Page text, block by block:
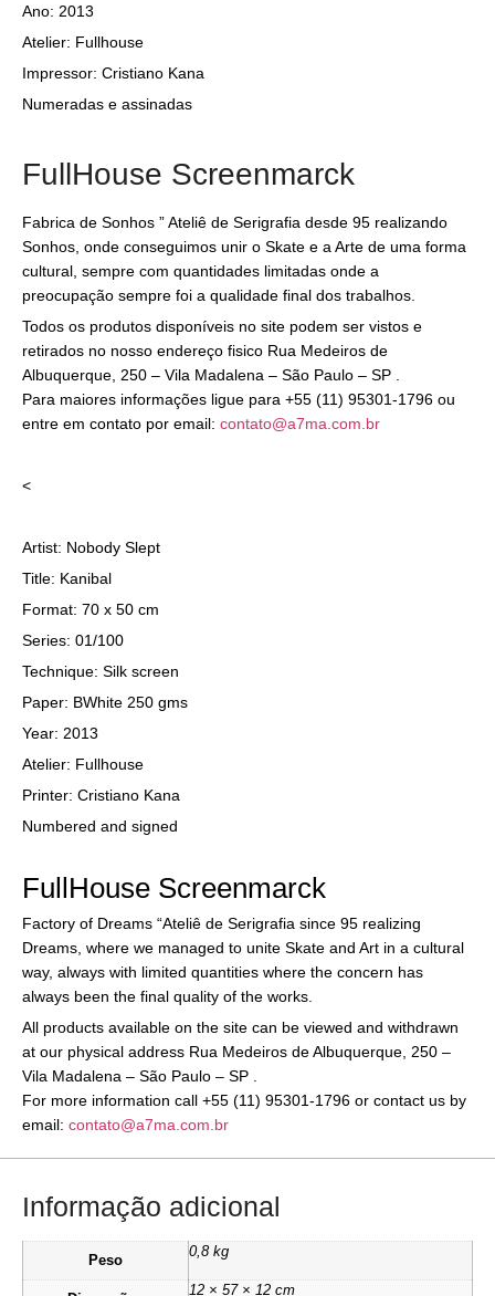
Ano: 2013
Atelier: Fullhouse
Impressor: Cristiano Kana
Numeradas e assinadas
FullHouse Screenmarck
Fabrica de Sonhos ” Ateliê de Serigrafia desde 95 realizando
Sonhos, onde conseguimos unir o Skate e a Arte de uma forma
cultural, sempre com quantidades limitadas onde a
preocupação sempre foi a qualidade final dos trabalhos.
Todos os produtos disponíveis no site podem ser vistos e
retirados no nosso endereço fisico Rua Medeiros de
Albuquerque, 250 – Vila Madalena – São Paulo – SP .
Para maiores informações ligue para +55 (11) 95301-1796 ou
entre em contato por email: contato@a7ma.com.br
<
Artist: Nobody Slept
Title: Kanibal
Format: 70 x 50 cm
Series: 01/100
Technique: Silk screen
Paper: BWhite 250 gms
Year: 2013
Atelier: Fullhouse
Printer: Cristiano Kana
Numbered and signed
FullHouse Screenmarck
Factory of Dreams “Ateliê de Serigrafia since 95 realizing
Dreams, where we managed to unite Skate and Art in a cultural
way, always with limited quantities where the concern has
always been the final quality of the works.
All products available on the site can be viewed and withdrawn
at our physical address Rua Medeiros de Albuquerque, 250 –
Vila Madalena – São Paulo – SP .
For more information call +55 (11) 95301-1796 or contact us by
email: contato@a7ma.com.br
Informação adicional
Peso
0,8 kg
12 × 57 × 12 cm